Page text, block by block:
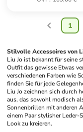
1
Stilvolle Accessoires von
Liu Jo ist bekannt für seine
Outfit das gewisse Etwas
verschiedenen Farben wie
finden Sie für jede
Liu Jo zeichnen sich durch
aus, das sowohl modisch
Sonnenbrillen mit anderen
einem Paar stylisher Leder-
Look zu kreieren.